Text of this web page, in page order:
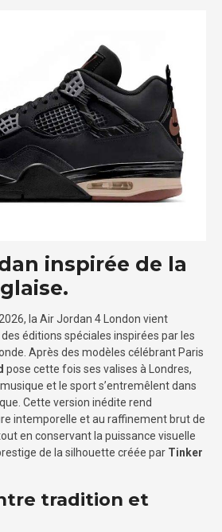
inspirée de la
la Air Jordan 4 London vient
éditions spéciales inspirées par les
Après des modèles célébrant Paris
pose cette fois ses valises à Londres,
et le sport s’entremêlent dans
Cette version inédite rend
intemporelle et au raffinement brut de
en conservant la puissance visuelle
de la silhouette créée par Tinker
tradition et